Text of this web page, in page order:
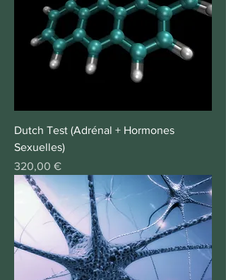
Dutch Test (Adrénal + Hormones
Sexuelles)
Prix
320,00 €